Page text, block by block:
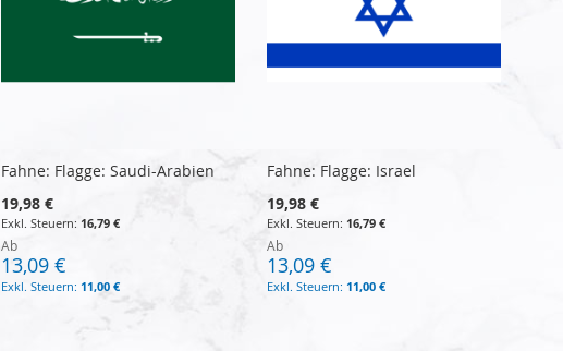
Fahne: Flagge: Saudi-Arabien
19,98 €
16,79 €
Ab
13,09 €
11,00 €
Fahne: Flagge: Israel
19,98 €
16,79 €
Ab
13,09 €
11,00 €